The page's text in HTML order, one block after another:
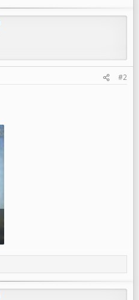
#2